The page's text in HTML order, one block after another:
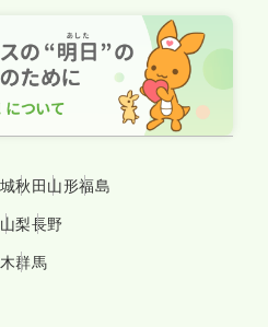
秋田山形福島
山梨長野
群馬